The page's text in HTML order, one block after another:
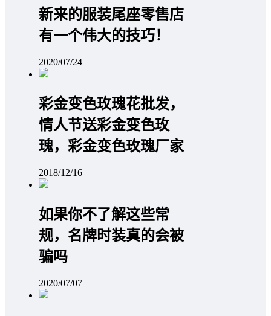
新来的服装尾座零售店
有一个伟大的技巧！
2020/07/24
彩金变色玫瑰花批发，
情人节送彩金变色玫
瑰，彩金变色玫瑰厂家
2018/12/16
如果你不了解这些常
规，名牌时装真的会被
骗吗
2020/07/07